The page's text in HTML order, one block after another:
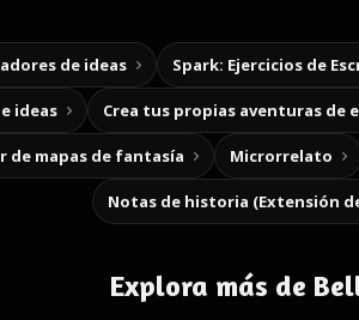
de ideas Spark: Ejercicios de
ideas
de mapas de fantasía Microrrelato
Explora más de